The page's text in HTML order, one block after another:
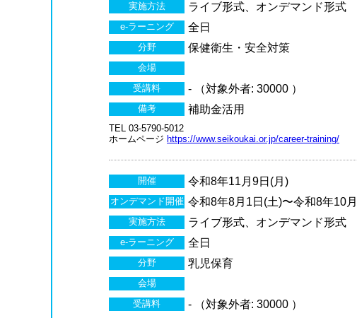
実施方法 ライブ形式、オンデマンド形式
e-ラーニング 全日
分野 保健衛生・安全対策
会場
受講料 - （対象外者: 30000 ）
備考 補助金活用
TEL 03-5790-5012
ホームページ https://www.seikoukai.or.jp/career-training/
開催 令和8年11月9日(月)
オンデマンド開催 令和8年8月1日(土)〜令和8年10
実施方法 ライブ形式、オンデマンド形式
e-ラーニング 全日
分野 乳児保育
会場
受講料 - （対象外者: 30000 ）